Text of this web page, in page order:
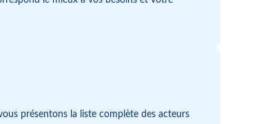
présentons la liste complète des acteurs